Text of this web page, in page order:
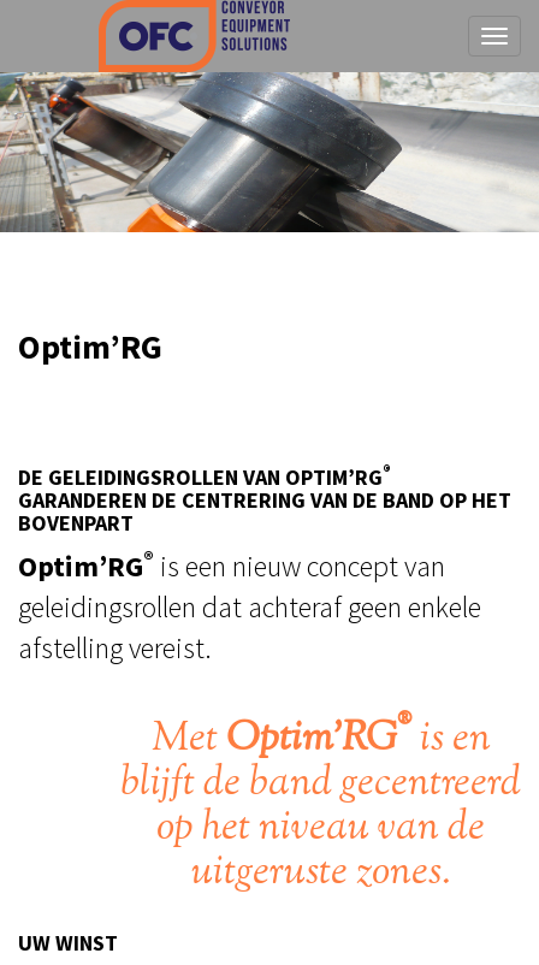
Optim’RG
DE GELEIDINGSROLLEN VAN OPTIM’RG®
GARANDEREN DE CENTRERING VAN DE BAND OP HET
BOVENPART
Optim’RG® is een nieuw concept van
geleidingsrollen dat achteraf geen enkele
afstelling vereist.
MetOptim’RG®is en
blijft de band gecentreerd
op het niveau van de
uitgeruste zones.
UW WINST